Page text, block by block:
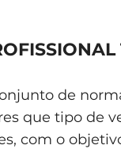
de
que tipo de
com o